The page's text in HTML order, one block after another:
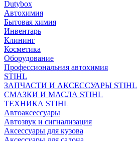
Dutybox
Автохимия
Бытовая химия
Инвентарь
Клининг
Косметика
Оборудование
Профессиональная автохимия
STIHL
ЗАПЧАСТИ И АКСЕССУАРЫ STIHL
СМАЗКИ И МАСЛА STIHL
ТЕХНИКА STIHL
Автоаксессуары
Автозвук и сигнализация
Аксессуары для кузова